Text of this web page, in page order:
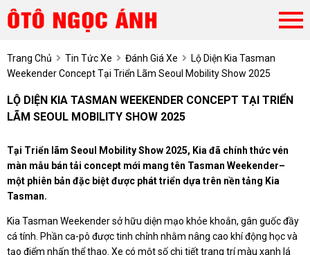
Trang Chủ Tin Tức Xe Đánh Giá Xe
Lộ Diện Kia Tasman
Weekender Concept Tại Triển Lãm Seoul Mobility Show 2025
LỘ DIỆN KIA TASMAN WEEKENDER CONCEPT TẠI TRIỂN
LÃM SEOUL MOBILITY SHOW 2025
Tại Triển lãm Seoul Mobility Show 2025, Kia đã chính thức vén
màn mẫu bán tải concept mới mang tên Tasman Weekender–
một phiên bản đặc biệt được phát triển dựa trên nền tảng Kia
Tasman.
Kia Tasman Weekender sở hữu diện mạo khỏe khoắn, gân guốc đầy
cá tính. Phần ca-pô được tinh chỉnh nhằm nâng cao khí động học và
tạo điểm nhấn thể thao. Xe có một số chi tiết trang trí màu xanh lá